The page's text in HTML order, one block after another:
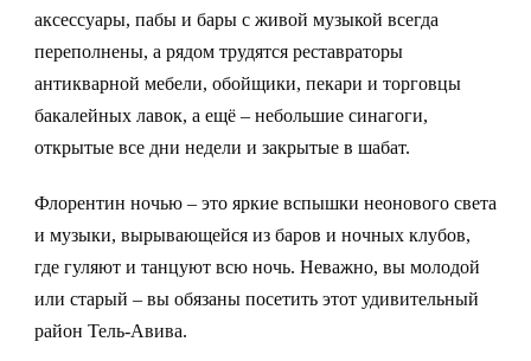
аксессуары, пабы и бары с живой музыкой всегда
переполнены, а рядом трудятся реставраторы
антикварной мебели, обойщики, пекари и торговцы
бакалейных лавок, а ещё – небольшие синагоги,
открытые все дни недели и закрытые в шабат.
Флорентин ночью – это яркие вспышки неонового света
и музыки, вырывающейся из баров и ночных клубов,
где гуляют и танцуют всю ночь. Неважно, вы молодой
или старый – вы обязаны посетить этот удивительный
район Тель-Авива.